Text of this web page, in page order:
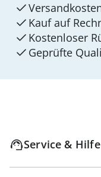
Kauf auf
Kostenloser
Geprüfte
Service & Hilfe